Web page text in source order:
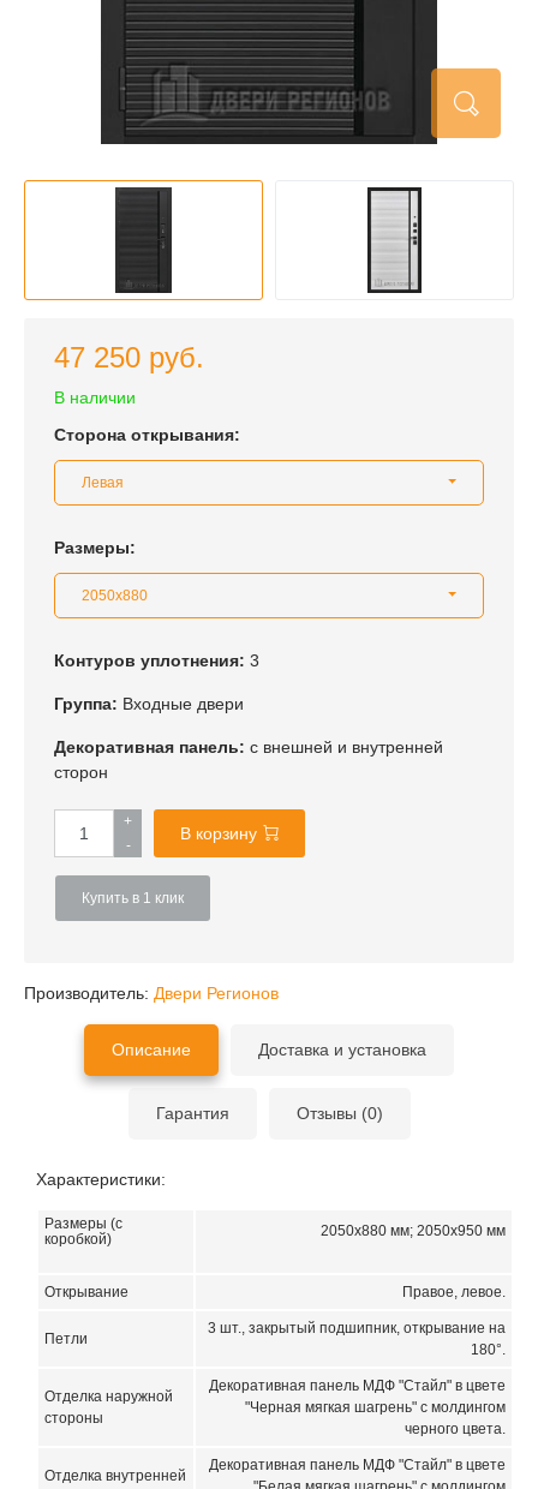
47 250 руб.
В наличии
Сторона открывания:
Левая
Размеры:
2050x880
Контуров уплотнения: 3
Группа: Входные двери
Декоративная панель: с внешней и внутренней
сторон
+
-
В корзину
Купить в 1 клик
Производитель: Двери Регионов
Описание Доставка и установка
Гарантия Отзывы (0)
Характеристики:
Размеры (с
коробкой)
2050х880 мм; 2050х950 мм
Открывание Правое, левое.
Петли
3 шт., закрытый подшипник, открывание на
180°.
Отделка наружной
стороны
Декоративная панель МДФ "Стайл" в цвете
"Черная мягкая шагрень" с молдингом
черного цвета.
Отделка внутренней
Декоративная панель МДФ "Стайл" в цвете